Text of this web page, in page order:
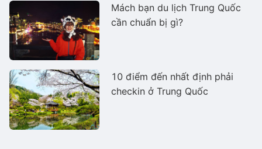
Mách bạn du lịch Trung Quốc
cần chuẩn bị gì?
10 điểm đến nhất định phải
checkin ở Trung Quốc